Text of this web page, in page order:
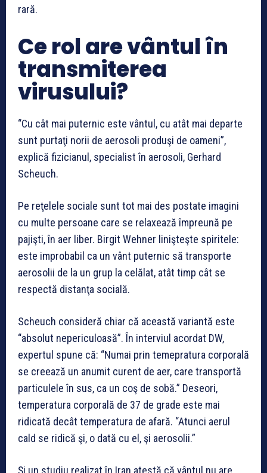
rară.
Ce rol are vântul în
transmiterea
virusului?
“Cu cât mai puternic este vântul, cu atât mai departe
sunt purtaţi norii de aerosoli produşi de oameni”,
explică fizicianul, specialist în aerosoli, Gerhard
Scheuch.
Pe reţelele sociale sunt tot mai des postate imagini
cu multe persoane care se relaxează împreună pe
pajişti, în aer liber. Birgit Wehner linişteşte spiritele:
este improbabil ca un vânt puternic să transporte
aerosolii de la un grup la celălat, atât timp cât se
respectă distanţa socială.
Scheuch consideră chiar că această variantă este
“absolut nepericuloasă”. În interviul acordat DW,
expertul spune că: “Numai prin temepratura corporală
se creează un anumit curent de aer, care transportă
particulele în sus, ca un coş de sobă.” Deseori,
temperatura corporală de 37 de grade este mai
ridicată decât temperatura de afară. “Atunci aerul
cald se ridică şi, o dată cu el, şi aerosolii.”